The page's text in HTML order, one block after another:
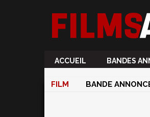
ACCUEIL BANDES
FILM BANDE